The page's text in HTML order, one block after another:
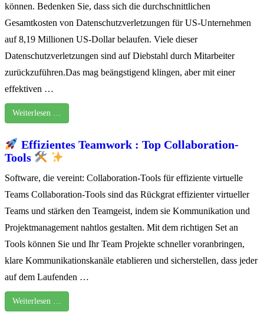
können. Bedenken Sie, dass sich die durchschnittlichen
Gesamtkosten von Datenschutzverletzungen für US-Unternehmen
auf 8,19 Millionen US-Dollar belaufen. Viele dieser
Datenschutzverletzungen sind auf Diebstahl durch Mitarbeiter
zurückzuführen.Das mag beängstigend klingen, aber mit einer
effektiven …
Weiterlesen …
Effizientes Teamwork : Top Collaboration-
Tools
Software, die vereint: Collaboration-Tools für effiziente virtuelle
Teams Collaboration-Tools sind das Rückgrat effizienter virtueller
Teams und stärken den Teamgeist, indem sie Kommunikation und
Projektmanagement nahtlos gestalten. Mit dem richtigen Set an
Tools können Sie und Ihr Team Projekte schneller voranbringen,
klare Kommunikationskanäle etablieren und sicherstellen, dass jeder
auf dem Laufenden …
Weiterlesen …